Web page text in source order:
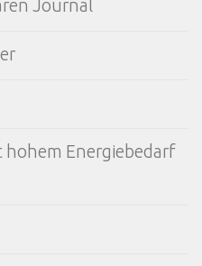
Journal
Energiebedarf